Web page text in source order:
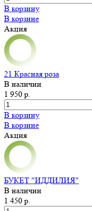
В корзину
В корзине
Акция
21 Красная роза
В наличии
1 950 р.
В корзину
В корзине
Акция
БУКЕТ "ИДДИЛИЯ"
В наличии
1 450 р.